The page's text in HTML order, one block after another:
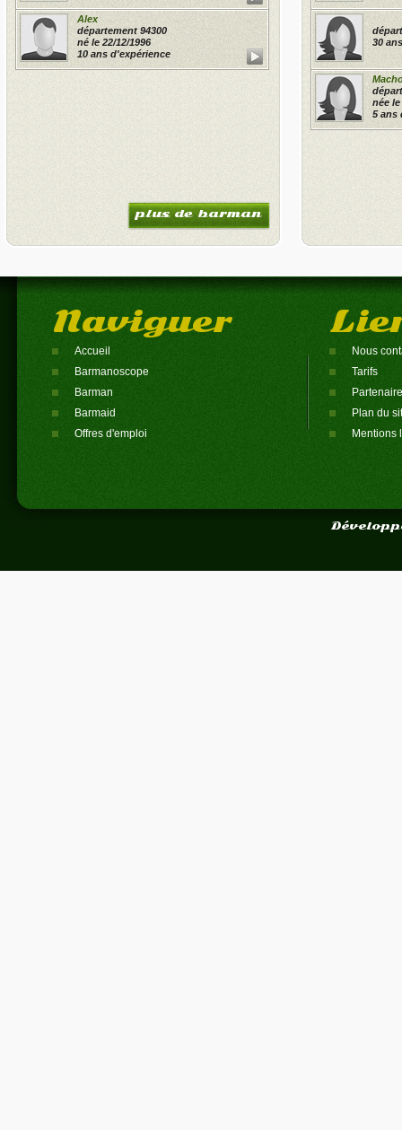
Alex
département 94300
né le 22/12/1996
10 ans d'expérience
plus de barman
30
née le
5 ans
Naviguer
Accueil
Barmanoscope
Barman
Barmaid
Offres d'emploi
Nous
Tarifs
Plan du
Mentions